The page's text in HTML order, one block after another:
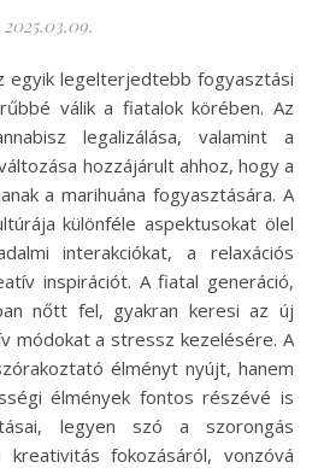
2025.03.09.
válik a fiatalok körében. Az
legalizálása, valamint a
hozzájárult ahhoz, hogy a
a marihuána fogyasztására. A
különféle aspektusokat ölel
interakciókat, a relaxációs
inspirációt. A fiatal generáció,
nőtt fel, gyakran keresi az új
módokat a stressz kezelésére. A
élményt nyújt, hanem
élmények fontos részévé is
legyen szó a szorongás
fokozásáról, vonzóvá